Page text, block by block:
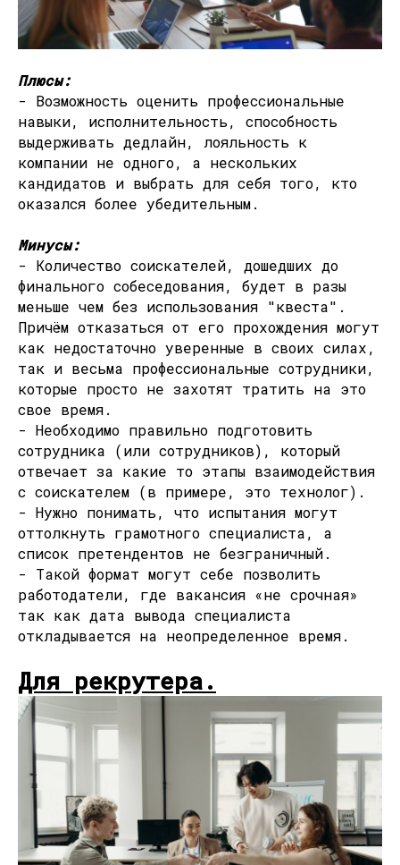
Плюсы:
- Возможность оценить профессиональные
навыки, исполнительность, способность
выдерживать дедлайн, лояльность к
компании не одного, а нескольких
кандидатов и выбрать для себя того, кто
оказался более убедительным.
Минусы:
- Количество соискателей, дошедших до
финального собеседования, будет в разы
меньше чем без использования "квеста".
Причём отказаться от его прохождения могут
как недостаточно уверенные в своих силах,
так и весьма профессиональные сотрудники,
которые просто не захотят тратить на это
свое время.
- Необходимо правильно подготовить
сотрудника (или сотрудников), который
отвечает за какие то этапы взаимодействия
с соискателем (в примере, это технолог).
- Нужно понимать, что испытания могут
оттолкнуть грамотного специалиста, а
список претендентов не безграничный.
- Такой формат могут себе позволить
работодатели, где вакансия «не срочная»
так как дата вывода специалиста
откладывается на неопределенное время.
Для рекрутера.